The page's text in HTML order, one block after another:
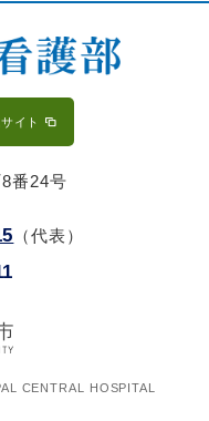
イト
番24号
（代表）
CENTRAL HOSPITAL